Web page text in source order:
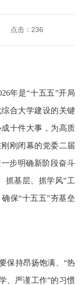
点击： 236
年是“十五五”开局
合大学建设的关键
十件大事，为高质
刚闭幕的党委二届
步明确新阶段奋斗
抓基层、抓学风”工
保“十五五”夯基垒
保持昂扬饱满、“热
、严谨工作”的习惯